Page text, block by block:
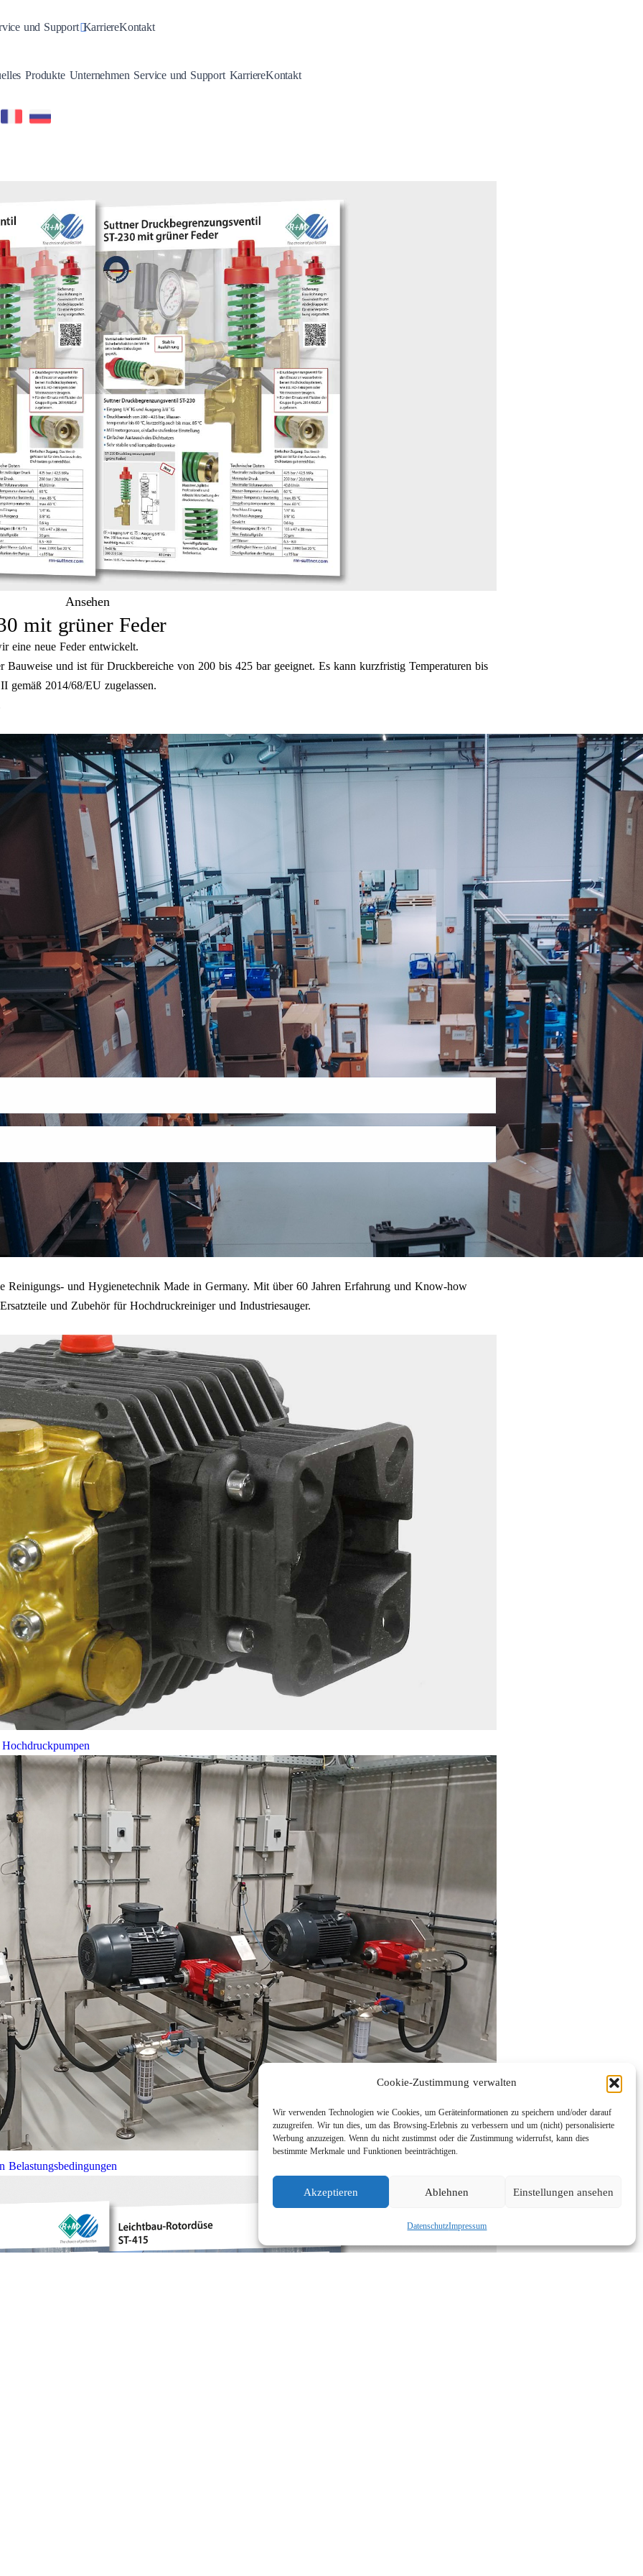
Cookie-Zustimmung verwalten
Wir verwenden Technologien wie Cookies, um Geräteinformationen zu speichern und/oder darauf
zuzugreifen. Wir tun dies, um das Browsing-Erlebnis zu verbessern und um (nicht) personalisierte
Werbung anzuzeigen. Wenn du nicht zustimmst oder die Zustimmung widerrufst, kann dies
bestimmte Merkmale und Funktionen beeinträchtigen.
Akzeptieren Ablehnen Einstellungen ansehen
DatenschutzImpressum
Dropdown
und SupportToggle Dropdown
KarriereKontakt
Toggle Dropdown
ProdukteToggle Dropdown
UnternehmenToggle Dropdown
Service und SupportToggle Dropdown
KarriereKontakt
Ansehen
mit grüner Feder
eine neue Feder entwickelt.
und ist für Druckbereiche von 200 bis 425 bar geeignet. Es kann kurzfristig Temperaturen bis
gemäß 2014/68/EU zugelassen.
und Hygienetechnik Made in Germany. Mit über 60 Jahren Erfahrung und Know-how
und Zubehör für Hochdruckreiniger und Industriesauger.
Belastungsbedingungen